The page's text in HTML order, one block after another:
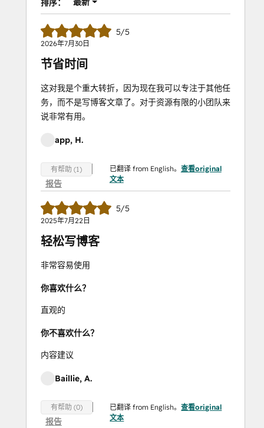
排序：
5/5
2026年7月30日
节省时间
这对我是个重大转折，因为现在我可以专注于其他任
务，而不是写博客文章了。对于资源有限的小团队来
说非常有用。
app, H.
有帮助 (1)
报告
已翻译 from English。 查看original
文本
5/5
2025年7月22日
轻松写博客
非常容易使用
你喜欢什么？
直观的
你不喜欢什么？
内容建议
Baillie, A.
有帮助 (0)
报告
已翻译 from English。查看original
文本